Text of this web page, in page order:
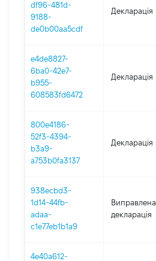
df96-481d-
9188-
de0b00aa5cdf
Декларація
e4de8827-
6ba0-42e7-
b955-
608583fd6472
Декларація
800e4186-
52f3-4394-
b3a9-
a753b0fa3137
Декларація
938ecbd3-
1d14-44fb-
adaa-
c1e77eb1b1a9
Виправлена
декларація
4e40a612-